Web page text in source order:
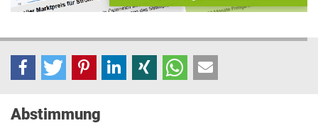
Abstimmung